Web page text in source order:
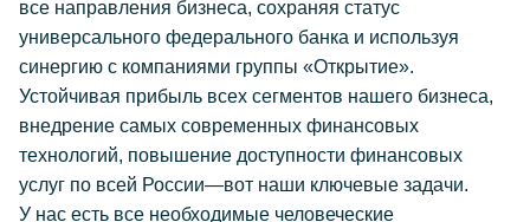
все направления бизнеса, сохраняя статус
универсального федерального банка и используя
синергию с компаниями группы «Открытие».
Устойчивая прибыль всех сегментов нашего бизнеса,
внедрение самых современных финансовых
технологий, повышение доступности финансовых
услуг по всей России—вот наши ключевые задачи.
У нас есть все необходимые человеческие